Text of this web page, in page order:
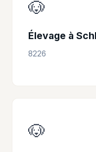
🐶
Élevage à
8226
🐶